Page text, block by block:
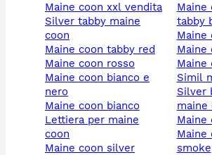
maine coon xxl vendita
silver tabby maine
coon
maine coon tabby red
maine coon rosso
maine coon bianco e
nero
maine coon bianco
lettiera per maine
coon
maine coon silver
maine coon brown
tabby
simil
silver blue tabby
maine
maine coon silver
smoke